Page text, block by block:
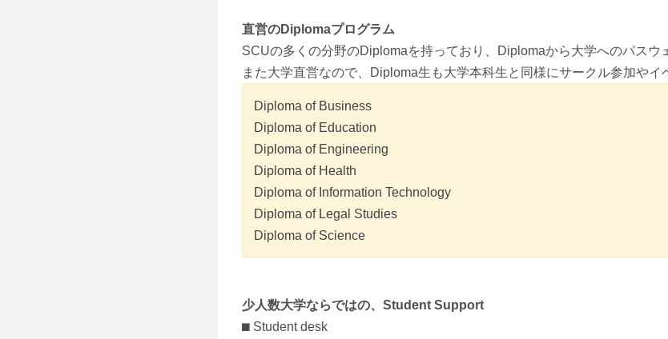
直営のDiplomaプログラム
SCUの多くの分野のDiplomaを持っており、Diplomaから大学へのパスウ
また大学直営なので、Diploma生も大学本科生と同様にサークル参加やイ
Diploma of Business
Diploma of Education
Diploma of Engineering
Diploma of Health
Diploma of Information Technology
Diploma of Legal Studies
Diploma of Science
少人数大学ならではの、Student Support
⬛︎ Student desk